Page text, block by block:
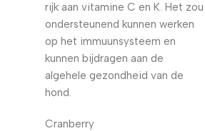
rijk aan vitamine C en K. Het zou
ondersteunend kunnen werken
op het immuunsysteem en
kunnen bijdragen aan de
algehele gezondheid van de
hond.
Cranberry